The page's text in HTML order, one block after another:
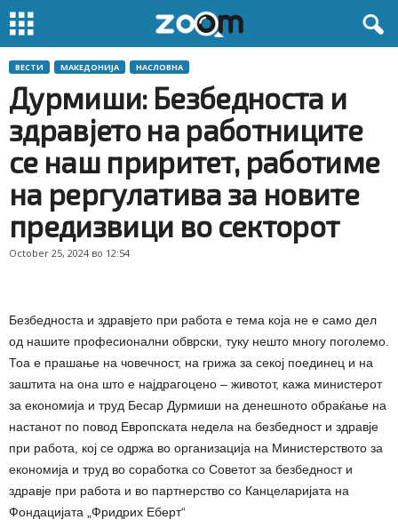
ВЕСТИ МАКЕДОНИЈА НАСЛОВНА
Дурмиши: Безбедноста и
здравјето на работниците
се наш приритет, работиме
на рергулатива за новите
предизвици во секторот
October 25, 2024 во 12:54
Безбедноста и здравјето при работа е тема која не е само дел
од нашите професионални обврски, туку нешто многу поголемо.
Тоа е прашање на човечност, на грижа за секој поединец и на
заштита на она што е најдрагоцено – животот, кажа министерот
за економија и труд Бесар Дурмиши на денешното обраќање на
настанот по повод Европската недела на безбедност и здравје
при работа, кој се одржа во организација на Министерството за
економија и труд во соработка со Советот за безбедност и
здравје при работа и во партнерство со Канцеларијата на
Фондацијата „Фридрих Еберт“